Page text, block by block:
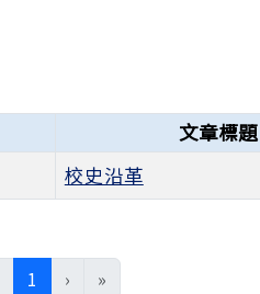
文章標題
校史沿革
1 (目前頁次)
› »